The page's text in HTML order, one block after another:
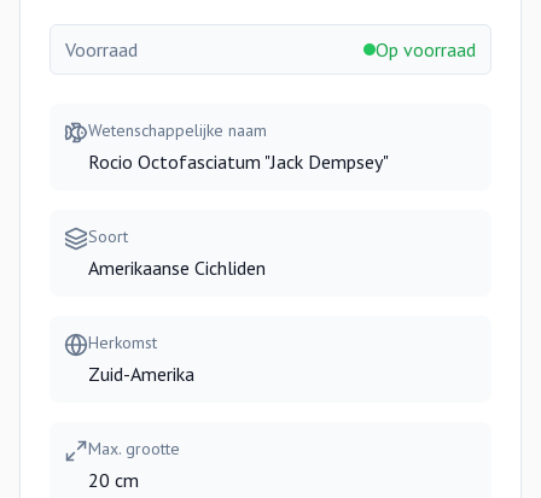
Voorraad Op voorraad
Wetenschappelijke naam
Rocio Octofasciatum "Jack Dempsey"
Soort
Amerikaanse Cichliden
Herkomst
Zuid-Amerika
Max. grootte
20 cm